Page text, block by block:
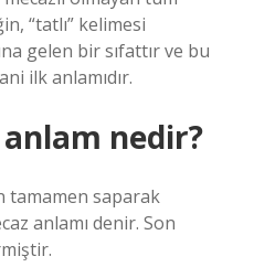
“tatlı” kelimesi
gelen bir sıfattır ve bu
ilk anlamıdır.
anlam nedir?
tamamen saparak
anlamı denir. Son